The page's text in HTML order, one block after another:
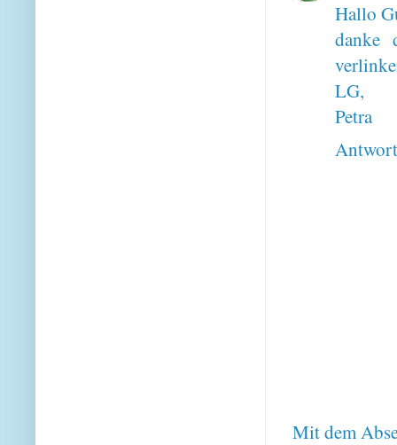
Hallo
danke
LG,
Petra
Mit dem